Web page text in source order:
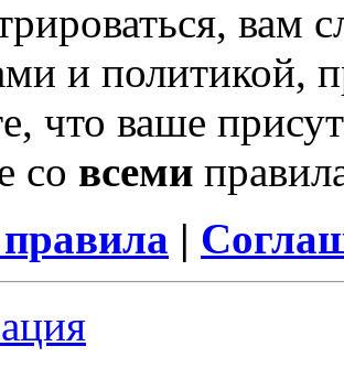
вам
и политикой,
что ваше
со всеми
|